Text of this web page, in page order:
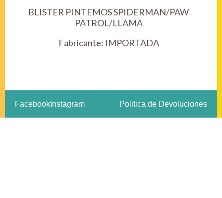
BLISTER PINTEMOS SPIDERMAN/PAW
PATROL/LLAMA
Fabricante: IMPORTADA
Facebook Instagram Politica de Devoluciones